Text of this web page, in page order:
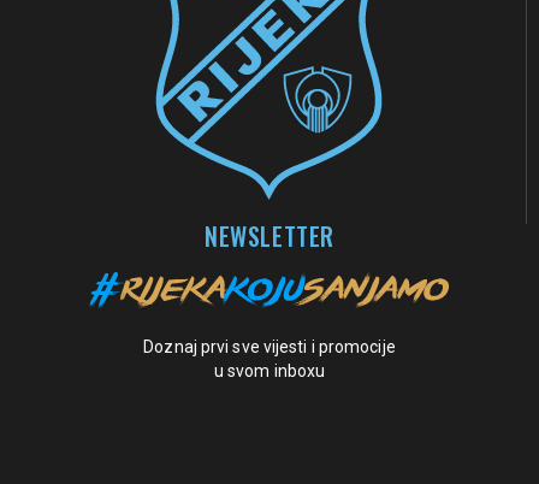
NEWSLETTER
Doznaj prvi sve vijesti i promocije
u svom inboxu